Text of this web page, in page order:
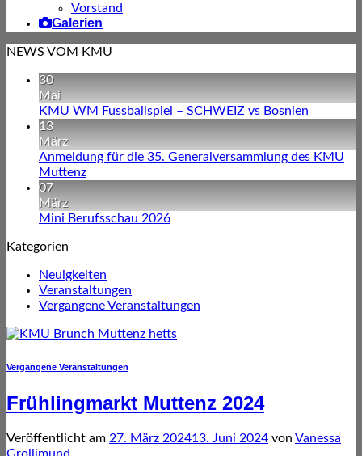
Vorstand
Galerien
NEWS VOM KMU
30
Mai
KMU WM Fussballspiel – SCHWEIZ vs Bosnien
13
März
Anmeldung für die 35. Generalversammlung des KMU
Muttenz
07
März
Mini Berufsschau 2026
Kategorien
Neuigkeiten
Veranstaltungen
Vergangene Veranstaltungen
Vergangene Veranstaltungen
Frühlingmarkt Muttenz 2024
Veröffentlicht am 27. März 202413. Juni 2024 von Vanessa
Grollimund